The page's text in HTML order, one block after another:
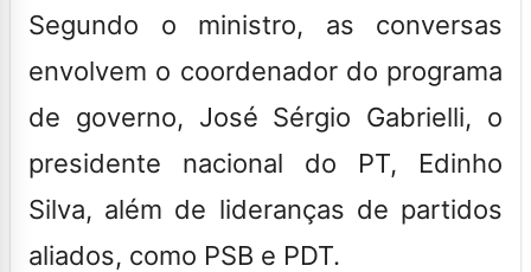
Segundo o ministro, as conversas
envolvem o coordenador do programa
de governo, José Sérgio Gabrielli, o
presidente nacional do PT, Edinho
Silva, além de lideranças de partidos
aliados, como PSB e PDT.